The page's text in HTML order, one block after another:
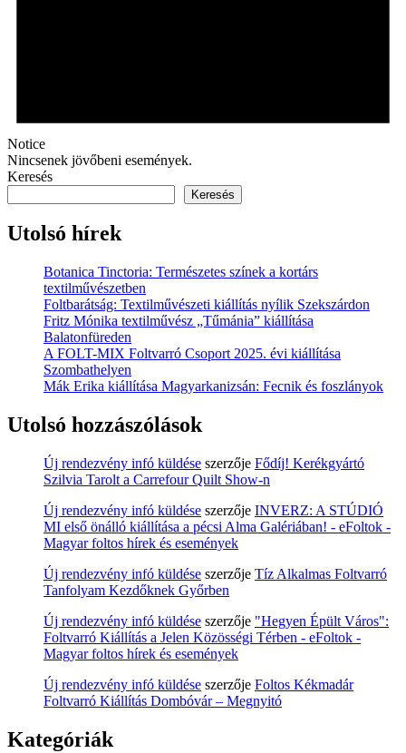
Notice
Nincsenek jövőbeni események.
Keresés
Keresés
Utolsó hírek
Botanica Tinctoria: Természetes színek a kortárs
textilművészetben
Foltbarátság: Textilművészeti kiállítás nyílik Szekszárdon
Fritz Mónika textilművész „Tűmánia” kiállítása
Balatonfüreden
A FOLT-MIX Foltvarró Csoport 2025. évi kiállítása
Szombathelyen
Mák Erika kiállítása Magyarkanizsán: Fecnik és foszlányok
Utolsó hozzászólások
Új rendezvény infó küldése szerzője Fődíj! Kerékgyártó
Szilvia Tarolt a Carrefour Quilt Show-n
Új rendezvény infó küldése szerzője INVERZ: A STÚDIÓ
MI első önálló kiállítása a pécsi Alma Galériában! - eFoltok -
Magyar foltos hírek és események
Új rendezvény infó küldése szerzője Tíz Alkalmas Foltvarró
Tanfolyam Kezdőknek Győrben
Új rendezvény infó küldése szerzője "Hegyen Épült Város":
Foltvarró Kiállítás a Jelen Közösségi Térben - eFoltok -
Magyar foltos hírek és események
Új rendezvény infó küldése szerzője Foltos Kékmadár
Foltvarró Kiállítás Dombóvár – Megnyitó
Kategóriák